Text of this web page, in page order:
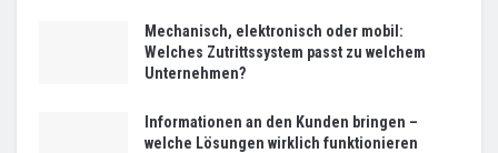
Mechanisch, elektronisch oder mobil:
Welches Zutrittssystem passt zu welchem
Unternehmen?
Informationen an den Kunden bringen –
welche Lösungen wirklich funktionieren